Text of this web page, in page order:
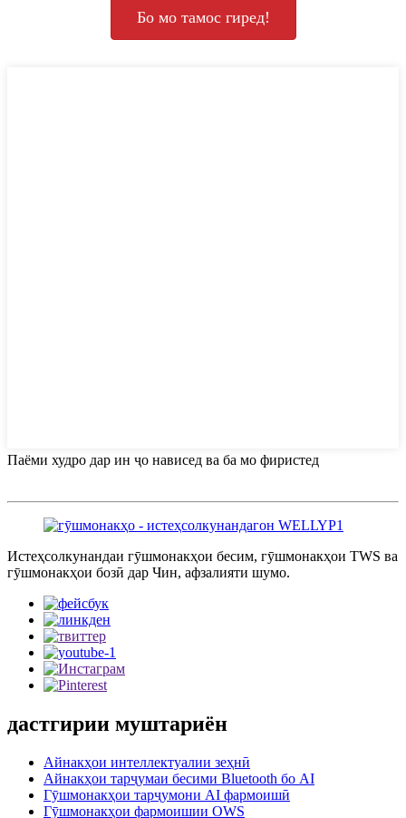
Бо мо тамос гиред!
Паёми худро дар ин ҷо нависед ва ба мо фиристед
Истеҳсолкунандаи гӯшмонакҳои бесим, гӯшмонакҳои TWS ва
гӯшмонакҳои бозӣ дар Чин, афзалияти шумо.
дастгирии муштариён
Айнакҳои интеллектуалии зеҳнӣ
Айнакҳои тарҷумаи бесими Bluetooth бо AI
Гӯшмонакҳои тарҷумони AI фармоишӣ
Гӯшмонакҳои фармоишии OWS